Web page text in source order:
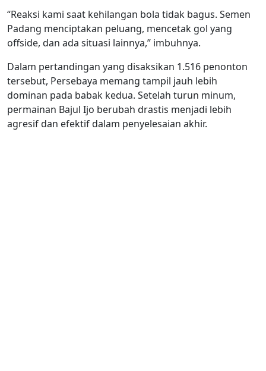
“Reaksi kami saat kehilangan bola tidak bagus. Semen
Padang menciptakan peluang, mencetak gol yang
offside, dan ada situasi lainnya,” imbuhnya.
Dalam pertandingan yang disaksikan 1.516 penonton
tersebut, Persebaya memang tampil jauh lebih
dominan pada babak kedua. Setelah turun minum,
permainan Bajul Ijo berubah drastis menjadi lebih
agresif dan efektif dalam penyelesaian akhir.